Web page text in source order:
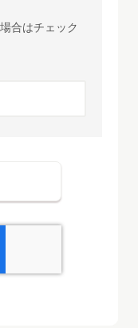
種ローン、お
」、ブラン
合はチェック